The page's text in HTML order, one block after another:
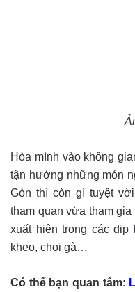
Hòa mình vào không
tận hưởng những món
Gòn thì còn gì tuyệt
tham quan vừa tham
xuất hiện trong các
kheo, chọi gà…
Có thể bạn quan tâm: